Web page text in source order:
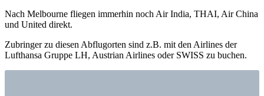
Nach Melbourne fliegen immerhin noch Air India, THAI, Air China
und United direkt.
Zubringer zu diesen Abflugorten sind z.B. mit den Airlines der
Lufthansa Gruppe LH, Austrian Airlines oder SWISS zu buchen.